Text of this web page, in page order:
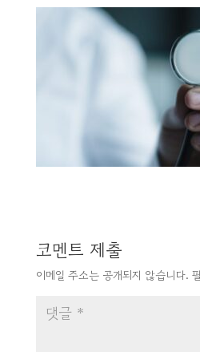
코멘트 제출
이메일 주소는 공개되지 않습니다.